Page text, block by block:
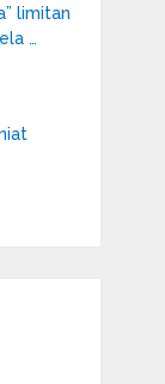
limitan
…